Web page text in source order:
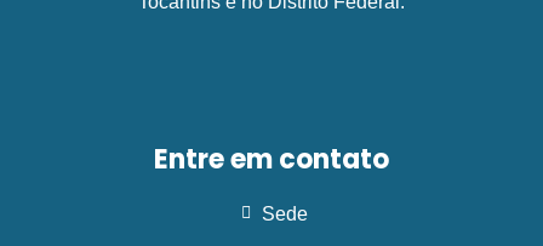
Entre em contato
Sede